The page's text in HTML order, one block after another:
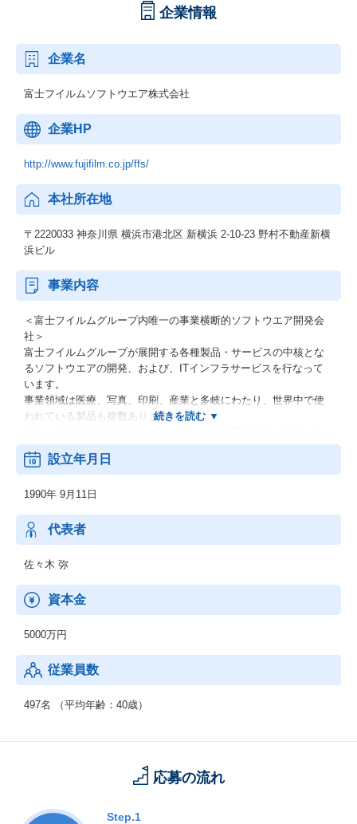
企業情報
企業名
富士フイルムソフトウエア株式会社
企業HP
http://www.fujifilm.co.jp/ffs/
本社所在地
〒2220033 神奈川県 横浜市港北区 新横浜 2-10-23 野村不動産新横
浜ビル
事業内容
＜富士フイルムグループ内唯一の事業横断的ソフトウエア開発会
社＞
富士フイルムグループが展開する各種製品・サービスの中核とな
るソフトウエアの開発、および、ITインフラサービスを行なって
います。
事業領域は医療、写真、印刷、産業と多岐にわたり、世界中で使
われている製品も複数あります。
ービスの創造」を通して、
様々な分野で世界中の人々の豊かな生活と富士フイルムグループ
～主な事業領域（製品・サービス）～
①ヘルスケア（医療機器、医療ITソリューション、調剤監査支援
システム）
②フォトイメージング（フォトプリントシステム、ネットプリン
③映像（デジタルカメラ、放送用TVレンズ、監視カメラ）
④印刷・産業（印刷ワークフロー、インクジェットデジタル印刷
上記の他、基盤技術としてAI・画像処理技術、ITインフラ技術
（クラウド、セキュリティ）、デジタル信号処理技術（FPGA、G
PU等）にも携わっています。
富士フイルムが誇る高品質な製品づくりで培ってきた高い技術力
設立年月日
1990年 9月11日
代表者
佐々木 弥
資本金
5000万円
従業員数
497名 （平均年齢：40歳）
応募の流れ
Step.1